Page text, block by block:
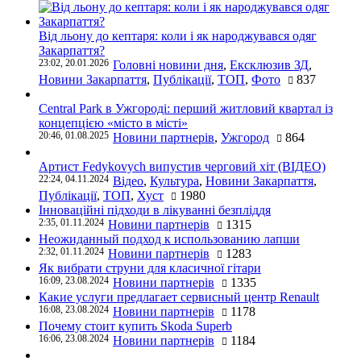
Від льону до кептаря: коли і як народжувався одяг
Закарпаття?
23:02, 20.01.2026 Головні новини дня, Ексклюзив ЗД,
Новини Закарпаття, Публікації, ТОП, Фото 837
Central Park в Ужгороді: перший житловий квартал із
концепцією «місто в місті»
20:46, 01.08.2025 Новини партнерів, Ужгород 864
Артист Fedykovych випустив черговий хіт (ВІДЕО)
22:24, 04.11.2024 Відео, Культура, Новини Закарпаття,
Публікації, ТОП, Хуст
1980
Інноваційні підходи в лікуванні безпліддя
2:35, 01.11.2024 Новини партнерів
1315
Неожиданный подход к использованию лапши
2:32, 01.11.2024 Новини партнерів
1283
Як вибрати струни для класичної гітари
16:09, 23.08.2024 Новини партнерів
1335
Какие услуги предлагает сервисный центр Renault
16:08, 23.08.2024 Новини партнерів
1178
Почему стоит купить Skoda Superb
16:06, 23.08.2024 Новини партнерів 1184